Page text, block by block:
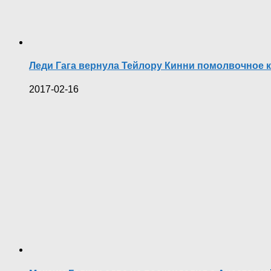
Леди Гага вернула Тейлору Кинни помолвочное
2017-02-16